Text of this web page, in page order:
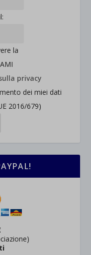
la
privacy
dei miei dati
2016/679)